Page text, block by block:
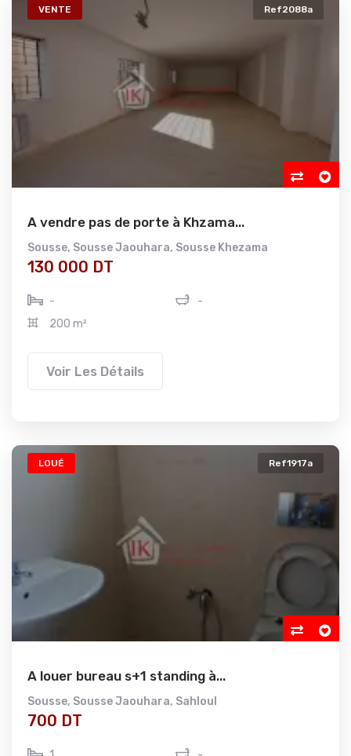
VENTE Ref2088a
A vendre pas de porte à Khzama...
Sousse, Sousse Jaouhara, Sousse Khezama
130 000 DT
-
-
200 m²
Voir Les Détails
LOUÉ Ref1917a
A louer bureau s+1 standing à...
Sousse, Sousse Jaouhara, Sahloul
700 DT